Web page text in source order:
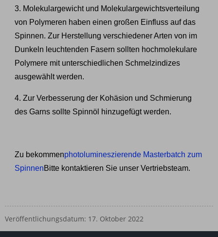
3. Molekulargewicht und Molekulargewichtsverteilung
von Polymeren haben einen großen Einfluss auf das
Spinnen. Zur Herstellung verschiedener Arten von im
Dunkeln leuchtenden Fasern sollten hochmolekulare
Polymere mit unterschiedlichen Schmelzindizes
ausgewählt werden.
4. Zur Verbesserung der Kohäsion und Schmierung
des Garns sollte Spinnöl hinzugefügt werden.
Zu bekommenphotolumineszierende Masterbatch zum
SpinnenBitte kontaktieren Sie unser Vertriebsteam.
Veröffentlichungsdatum: 17. Oktober 2022